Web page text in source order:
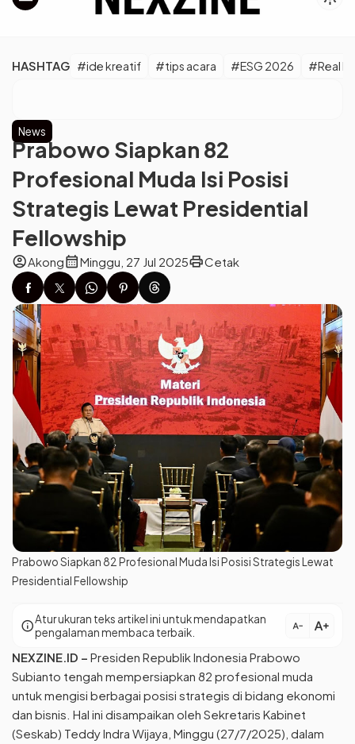
HASHTAG #ide kreatif #tips acara #ESG 2026 #Real
News
Prabowo Siapkan 82
Profesional Muda Isi Posisi
Strategis Lewat Presidential
Fellowship
account_circleAkongcalendar_monthMinggu, 27 Jul 2025printCetak
Prabowo Siapkan 82 Profesional Muda Isi Posisi Strategis Lewat
Presidential Fellowship
infoAtur ukuran teks artikel ini untuk mendapatkan
pengalaman membaca terbaik.
text_decrease text_increase
NEXZINE.ID – Presiden Republik Indonesia Prabowo
Subianto tengah mempersiapkan 82 profesional muda
untuk mengisi berbagai posisi strategis di bidang ekonomi
dan bisnis. Hal ini disampaikan oleh Sekretaris Kabinet
(Seskab) Teddy Indra Wijaya, Minggu (27/7/2025), dalam